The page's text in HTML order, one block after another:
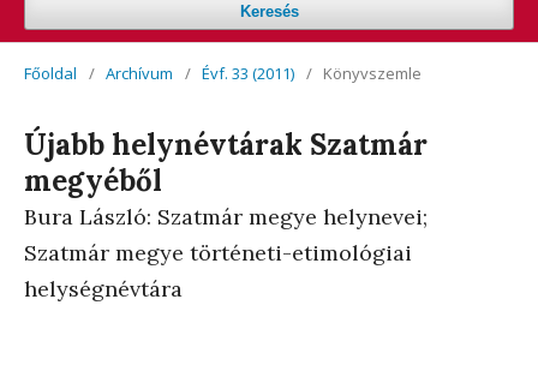
Keresés
Főoldal / Archívum / Évf. 33 (2011) / Könyvszemle
Újabb helynévtárak Szatmár
megyéből
Bura László: Szatmár megye helynevei;
Szatmár megye történeti-etimológiai
helységnévtára